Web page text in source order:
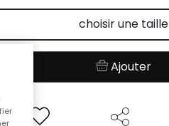
choisir une taille
Ajouter